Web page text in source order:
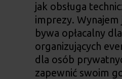
jak obsługa
imprezy.
bywa opłacalny
organizujących
dla osób
zapewnić swoim